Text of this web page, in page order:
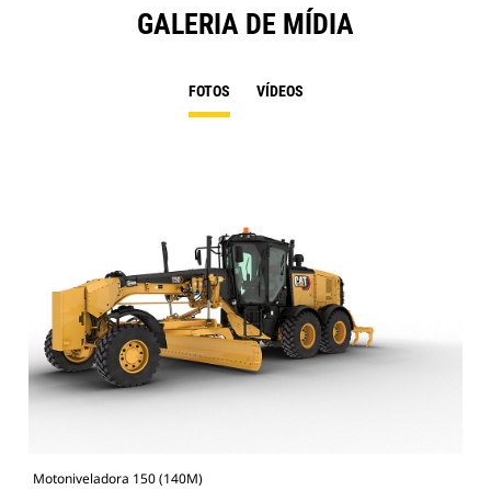
GALERIA DE MÍDIA
FOTOS VÍDEOS
Motoniveladora 150 (140M)